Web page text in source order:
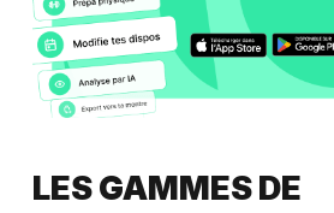
LES GAMMES DE